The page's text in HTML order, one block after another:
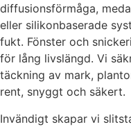
diffusionsförmåga,
eller silikonbaserade
fukt. Fönster och
för lång livslängd. Vi
täckning av mark,
rent, snyggt och säkert.
Invändigt skapar vi